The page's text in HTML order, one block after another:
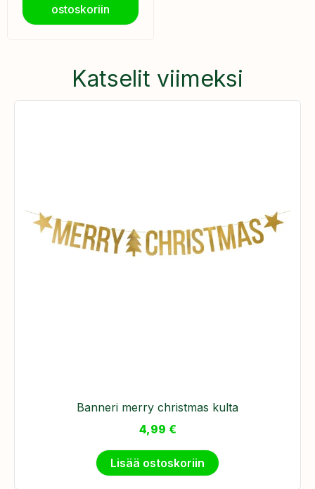
ostoskoriin
Katselit viimeksi
Banneri merry christmas kulta
4,99 €
Lisää ostoskoriin